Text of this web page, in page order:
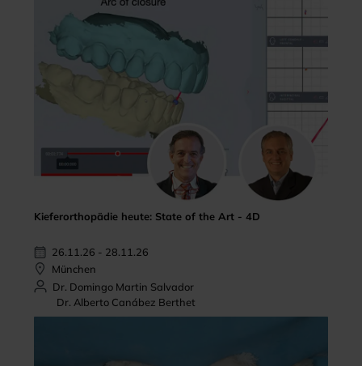
Kieferorthopädie heute: State of the Art - 4D
26.11.26 - 28.11.26
München
Dr. Domingo Martin Salvador
Dr. Alberto Canábez Berthet